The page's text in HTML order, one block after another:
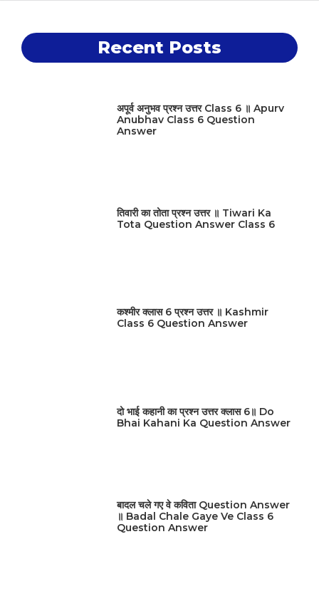
Recent Posts
अपूर्व अनुभव प्रश्न उत्तर Class 6 ॥ Apurv
Anubhav Class 6 Question
Answer
तिवारी का तोता प्रश्न उत्तर ॥ Tiwari Ka
Tota Question Answer Class 6
कश्मीर क्लास 6 प्रश्न उत्तर ॥ Kashmir
Class 6 Question Answer
दो भाई कहानी का प्रश्न उत्तर क्लास 6॥ Do
Bhai Kahani Ka Question Answer
बादल चले गए वे कविता Question Answer
॥ Badal Chale Gaye Ve Class 6
Question Answer